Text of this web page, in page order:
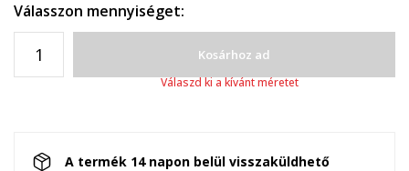
Válasszon mennyiséget:
Kosárhoz ad
Válaszd ki a kívánt méretet
A termék 14 napon belül visszaküldhető